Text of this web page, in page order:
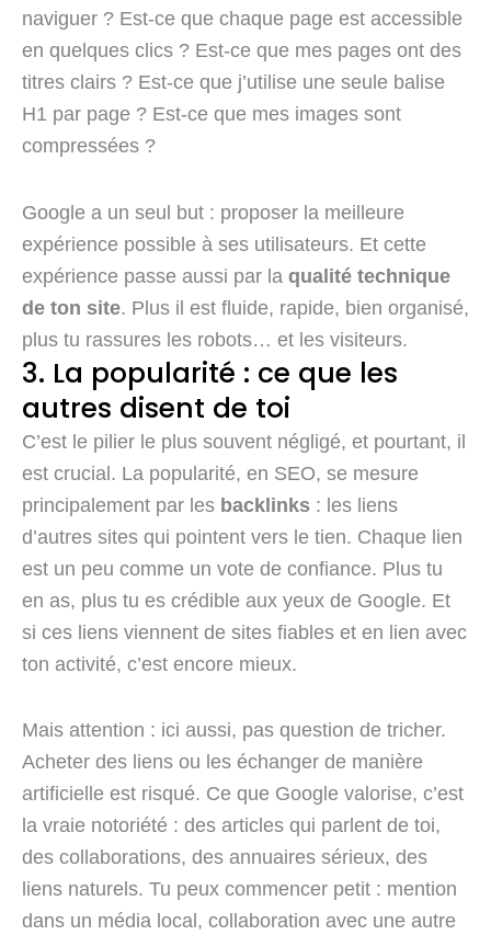
naviguer ? Est-ce que chaque page est accessible
en quelques clics ? Est-ce que mes pages ont des
titres clairs ? Est-ce que j’utilise une seule balise
H1 par page ? Est-ce que mes images sont
compressées ?
Google a un seul but : proposer la meilleure
expérience possible à ses utilisateurs. Et cette
expérience passe aussi par la qualité technique
de ton site. Plus il est fluide, rapide, bien organisé,
plus tu rassures les robots… et les visiteurs.
3. La popularité : ce que les
autres disent de toi
C’est le pilier le plus souvent négligé, et pourtant, il
est crucial. La popularité, en SEO, se mesure
principalement par les backlinks : les liens
d’autres sites qui pointent vers le tien. Chaque lien
est un peu comme un vote de confiance. Plus tu
en as, plus tu es crédible aux yeux de Google. Et
si ces liens viennent de sites fiables et en lien avec
ton activité, c’est encore mieux.
Mais attention : ici aussi, pas question de tricher.
Acheter des liens ou les échanger de manière
artificielle est risqué. Ce que Google valorise, c’est
la vraie notoriété : des articles qui parlent de toi,
des collaborations, des annuaires sérieux, des
liens naturels. Tu peux commencer petit : mention
dans un média local, collaboration avec une autre